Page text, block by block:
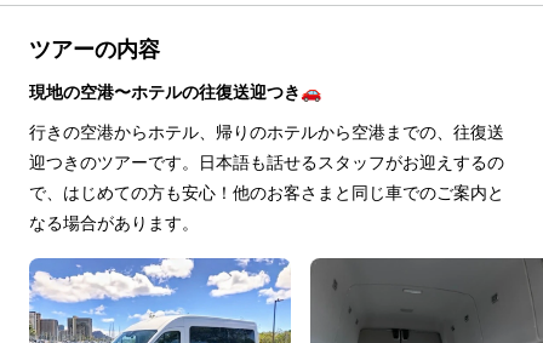
ツアーの内容
現地の空港〜ホテルの往復送迎つき🚗
行きの空港からホテル、帰りのホテルから空港までの、往復送
迎つきのツアーです。日本語も話せるスタッフがお迎えするの
で、はじめての方も安心！他のお客さまと同じ車でのご案内と
なる場合があります。